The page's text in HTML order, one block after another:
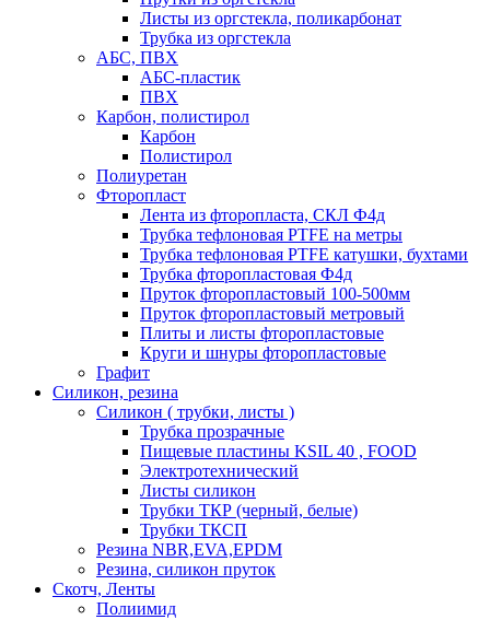
Листы из оргстекла, поликарбонат
Трубка из оргстекла
АБС, ПВХ
АБС-пластик
ПВХ
Карбон, полистирол
Карбон
Полистирол
Полиуретан
Фторопласт
Лента из фторопласта, СКЛ Ф4д
Трубка тефлоновая PTFE на метры
Трубка тефлоновая PTFE катушки, бухтами
Трубка фторопластовая Ф4д
Пруток фторопластовый 100-500мм
Пруток фторопластовый метровый
Плиты и листы фторопластовые
Круги и шнуры фторопластовые
Графит
Силикон, резина
Силикон ( трубки, листы )
Трубка прозрачные
Пищевые пластины KSIL 40 , FOOD
Электротехнический
Листы силикон
Трубки ТКР (черный, белые)
Трубки ТКСП
Резина NBR,EVA,EPDM
Резина, силикон пруток
Скотч, Ленты
Полиимид